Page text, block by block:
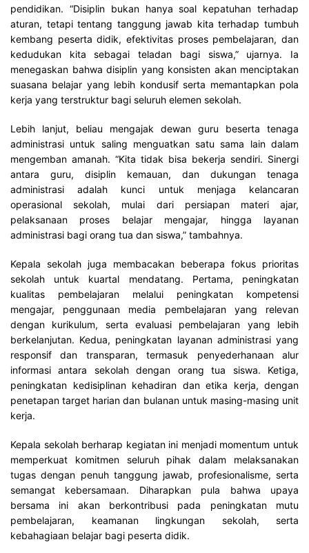
pendidikan. “Disiplin bukan hanya soal kepatuhan terhadap
aturan, tetapi tentang tanggung jawab kita terhadap tumbuh
kembang peserta didik, efektivitas proses pembelajaran, dan
kedudukan kita sebagai teladan bagi siswa,” ujarnya. Ia
menegaskan bahwa disiplin yang konsisten akan menciptakan
suasana belajar yang lebih kondusif serta memantapkan pola
kerja yang terstruktur bagi seluruh elemen sekolah.
Lebih lanjut, beliau mengajak dewan guru beserta tenaga
administrasi untuk saling menguatkan satu sama lain dalam
mengemban amanah. “Kita tidak bisa bekerja sendiri. Sinergi
antara guru, disiplin kemauan, dan dukungan tenaga
administrasi adalah kunci untuk menjaga kelancaran
operasional sekolah, mulai dari persiapan materi ajar,
pelaksanaan proses belajar mengajar, hingga layanan
administrasi bagi orang tua dan siswa,” tambahnya.
Kepala sekolah juga membacakan beberapa fokus prioritas
sekolah untuk kuartal mendatang. Pertama, peningkatan
kualitas pembelajaran melalui peningkatan kompetensi
mengajar, penggunaan media pembelajaran yang relevan
dengan kurikulum, serta evaluasi pembelajaran yang lebih
berkelanjutan. Kedua, peningkatan layanan administrasi yang
responsif dan transparan, termasuk penyederhanaan alur
informasi antara sekolah dengan orang tua siswa. Ketiga,
peningkatan kedisiplinan kehadiran dan etika kerja, dengan
penetapan target harian dan bulanan untuk masing-masing unit
kerja.
Kepala sekolah berharap kegiatan ini menjadi momentum untuk
memperkuat komitmen seluruh pihak dalam melaksanakan
tugas dengan penuh tanggung jawab, profesionalisme, serta
semangat kebersamaan. Diharapkan pula bahwa upaya
bersama ini akan berkontribusi pada peningkatan mutu
pembelajaran, keamanan lingkungan sekolah, serta
kebahagiaan belajar bagi peserta didik.